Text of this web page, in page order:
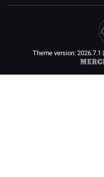
Theme version: 2026.7.1